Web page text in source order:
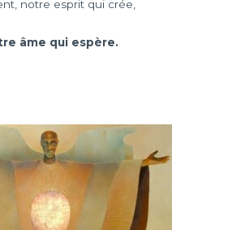
notre esprit qui crée,
âme qui espère.